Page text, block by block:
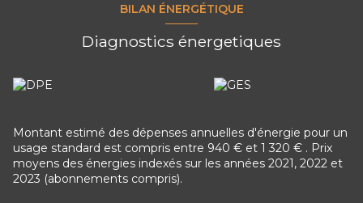
BILAN ÉNERGÉTIQUE
Diagnostics énergetiques
Montant estimé des dépenses annuelles d'énergie pour un
usage standard est compris entre 940 € et 1 320 € . Prix
moyens des énergies indexés sur les années 2021, 2022 et
2023 (abonnements compris).